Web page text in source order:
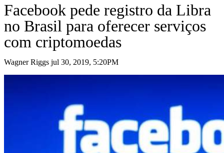
Facebook pede registro da Libra
no Brasil para oferecer serviços
com criptomoedas
Wagner Riggs jul 30, 2019, 5:20PM